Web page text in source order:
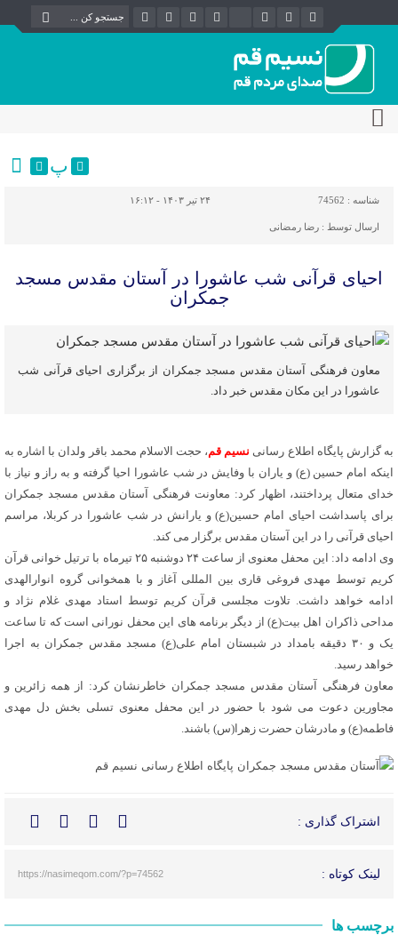
پ
شناسه : 74562 ۲۴ تیر ۱۴۰۳ - ۱۶:۱۲
ارسال توسط : رضا رمضانی
احیای قرآنی شب عاشورا در آستان مقدس مسجد
جمکران
معاون فرهنگی آستان مقدس مسجد جمکران از برگزاری احیای قرآنی شب
عاشورا در این مکان مقدس خبر داد.
به گزارش پایگاه اطلاع رسانی نسیم قم، حجت الاسلام محمد باقر ولدان با اشاره به
اینکه امام حسین (ع) و یاران با وفایش در شب عاشورا احیا گرفته و به راز و نیاز با
خدای متعال پرداختند، اظهار کرد: معاونت فرهنگی آستان مقدس مسجد جمکران
برای پاسداشت احیای امام حسین(ع) و یارانش در شب عاشورا در کربلا، مراسم
احیای قرآنی را در این آستان مقدس برگزار می کند.
وی ادامه داد: این محفل معنوی از ساعت ۲۴ دوشنبه ۲۵ تیرماه با ترتیل خوانی قرآن
کریم توسط مهدی فروغی قاری بین المللی آغاز و با همخوانی گروه انوارالهدی
ادامه خواهد داشت. تلاوت مجلسی قرآن کریم توسط استاد مهدی غلام نژاد و
مداحی ذاکران اهل بیت(ع) از دیگر برنامه های این محفل نورانی است که تا ساعت
یک و ۳۰ دقیقه بامداد در شبستان امام علی(ع) مسجد مقدس جمکران به اجرا
خواهد رسید.
معاون فرهنگی آستان مقدس مسجد جمکران خاطرنشان کرد: از همه زائرین و
مجاورین دعوت می شود با حضور در این محفل معنوی تسلی بخش دل مهدی
فاطمه(ع) و مادرشان حضرت زهرا(س) باشند.
اشتراک گذاری :
لینک کوتاه : https://nasimeqom.com/?p=74562
برچسب ها